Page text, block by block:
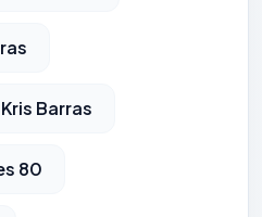
Barras
80